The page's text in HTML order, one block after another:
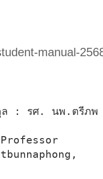
manual-
ล : รศ. นพ.ตรีภพ